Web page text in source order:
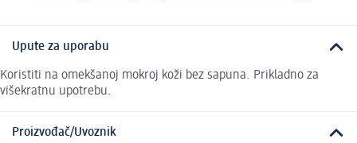
Upute za uporabu
Koristiti na omekšanoj mokroj koži bez sapuna. Prikladno za
višekratnu upotrebu.
Proizvođač/Uvoznik